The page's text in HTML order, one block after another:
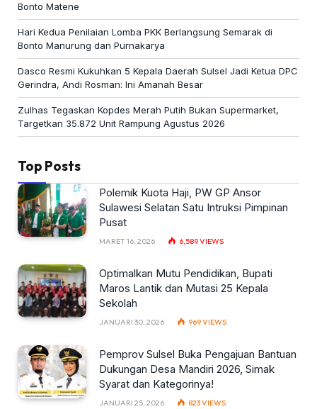
Bonto Matene
Hari Kedua Penilaian Lomba PKK Berlangsung Semarak di
Bonto Manurung dan Purnakarya
Dasco Resmi Kukuhkan 5 Kepala Daerah Sulsel Jadi Ketua DPC
Gerindra, Andi Rosman: Ini Amanah Besar
Zulhas Tegaskan Kopdes Merah Putih Bukan Supermarket,
Targetkan 35.872 Unit Rampung Agustus 2026
Top Posts
Polemik Kuota Haji, PW GP Ansor
Sulawesi Selatan Satu Intruksi Pimpinan
Pusat
MARET 16, 2026 6,589VIEWS
Optimalkan Mutu Pendidikan, Bupati
Maros Lantik dan Mutasi 25 Kepala
Sekolah
JANUARI 30, 2026 969VIEWS
Pemprov Sulsel Buka Pengajuan Bantuan
Dukungan Desa Mandiri 2026, Simak
Syarat dan Kategorinya!
JANUARI 25, 2026 823VIEWS